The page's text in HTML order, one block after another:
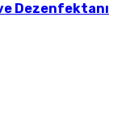
Dezenfektanı